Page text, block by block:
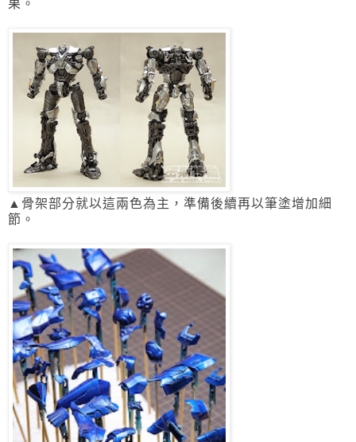
果。
▲骨架部分就以這兩色為主，準備後續再以筆塗增加細
節。